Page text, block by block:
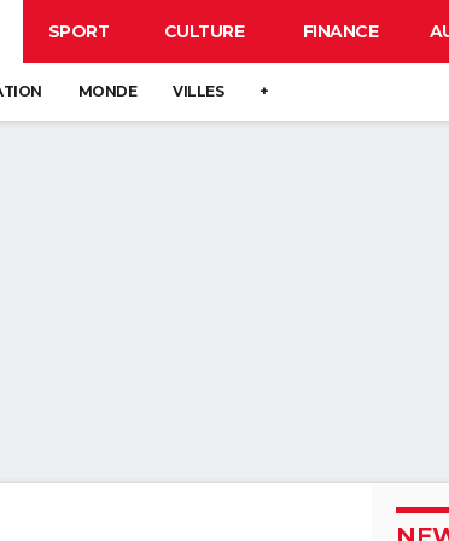
SPORT CULTURE FINANCE
MONDE VILLES +